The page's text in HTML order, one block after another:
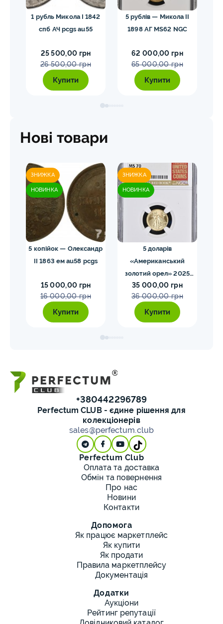
1 рубль Микола I 1842
спб АЧ pcgs au55
25 500,00 грн
26 500,00 грн
Купити
5 рублів — Микола II
1898 АГ MS62 NGC
62 000,00 грн
65 000,00 грн
Купити
Нові товари
ЗНИЖКА
НОВИНКА
5 копійок — Олександр
II 1863 ем au58 pcgs
15 000,00 грн
16 000,00 грн
Купити
ЗНИЖКА
НОВИНКА
5 доларів
«Американський
золотий орел» 2025
MS70 NGC орел тип2
35 000,00 грн
36 000,00 грн
Купити
+380442296789
Perfectum CLUB - єдине рішення для
колекціонерів
sales@perfectum.club
Perfectum Club
Оплата та доставка
Обмін та повернення
Про нас
Новини
Контакти
Допомога
Як працює маркетплейс
Як купити
Як продати
Правила маркетплейсу
Документація
Додатки
Аукціони
Рейтинг репутації